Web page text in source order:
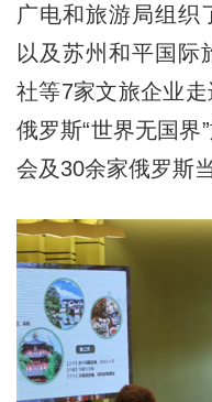
广电和旅游局组织
以及苏州和平国际
社等7家文旅企业
俄罗斯“世界无国界
会及30余家俄罗斯